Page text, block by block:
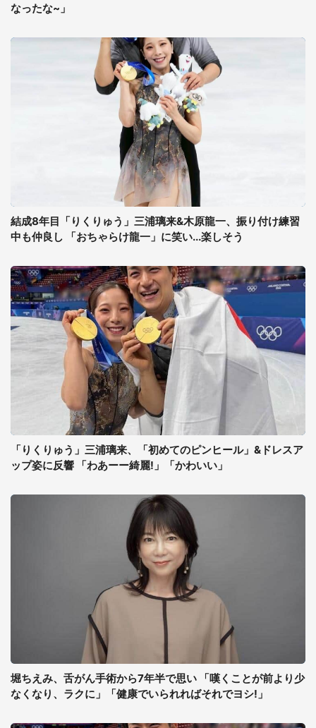
なったな~」
結成8年目「りくりゅう」三浦璃来&木原龍一、振り付け練習
中も仲良し 「おちゃらけ龍一」に笑い...楽しそう
「りくりゅう」三浦璃来、「初めてのピンヒール」&ドレスア
ップ姿に反響 「わあーー綺麗!」「かわいい」
堀ちえみ、舌がん手術から7年半で思い 「嘆くことが前より少
なくなり、ラクに」「健康でいられればそれでヨシ!」